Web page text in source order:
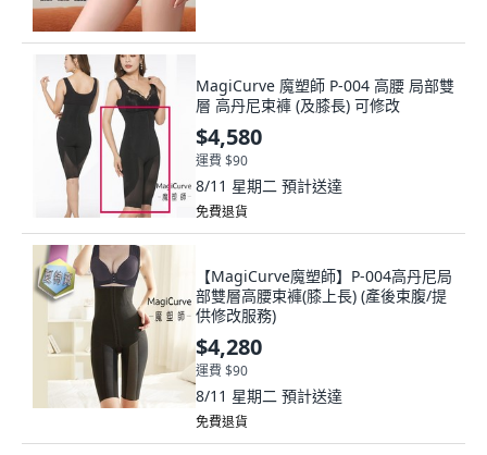
MagiCurve 魔塑師 P-004 高腰 局部雙
層 高丹尼束褲 (及膝長) 可修改
$4,580
運費 $90
8/11 星期二 預計送達
免費退貨
【MagiCurve魔塑師】P-004高丹尼局
部雙層高腰束褲(膝上長) (產後束腹/提
供修改服務)
$4,280
運費 $90
8/11 星期二 預計送達
免費退貨